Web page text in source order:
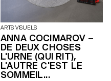
ARTS VISUELS
ANNA COCIMAROV –
DE DEUX CHOSES
L'URNE (QUI RIT),
L'AUTRE C'EST LE
SOMMEIL...